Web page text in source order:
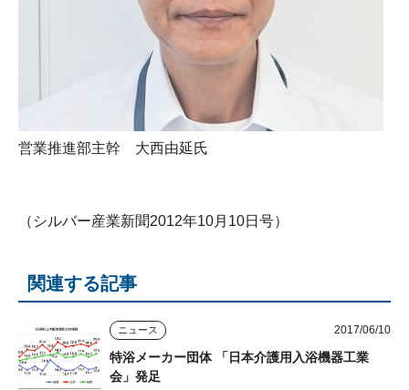
営業推進部主幹 大西由延氏
（シルバー産業新聞2012年10月10日号）
関連する記事
ニュース 2017/06/10
特浴メーカー団体 「日本介護用入浴機器工業
会」発足